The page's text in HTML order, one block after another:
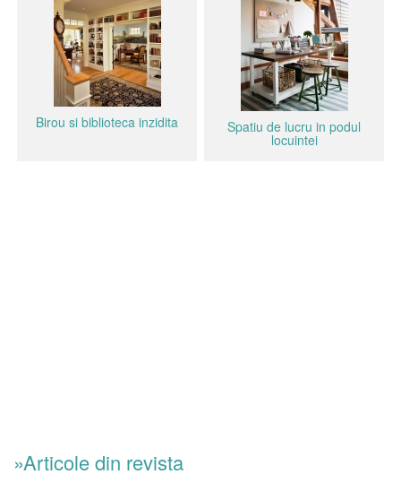
Birou si biblioteca inzidita Spatiu de lucru in podul
locuintei
»Articole din revista